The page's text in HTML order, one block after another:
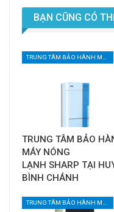
BẠN CŨNG CÓ
TRUNG TÂM BẢO HÀNH MÁY NƯỚC UỐNG NÓNG LẠNH TẠI TPHCM
TRUNG TÂM BẢO
MÁY NÓNG
LẠNH SHARP TẠI
BÌNH CHÁNH